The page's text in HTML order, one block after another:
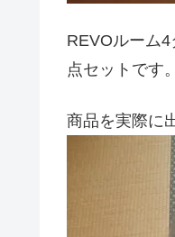
REVOルーム
点セットです。
商品を実際に